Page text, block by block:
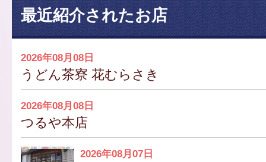
最近紹介されたお店
2026年08月08日
うどん茶寮 花むらさき
2026年08月08日
つるや本店
2026年08月07日